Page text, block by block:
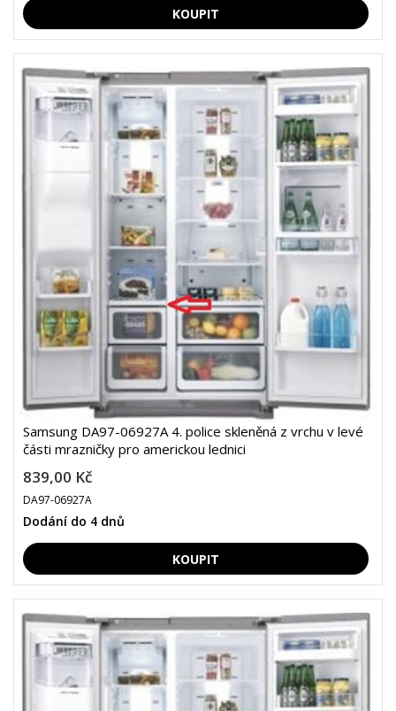
Samsung DA97-06927A 4. police skleněná z vrchu v levé
části mrazničky pro americkou lednici
839,00 Kč
DA97-06927A
Dodání do 4 dnů